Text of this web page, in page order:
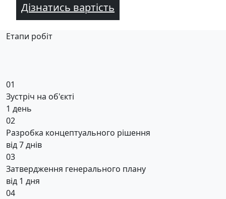
Дізнатись вартість
Етапи робіт
01
Зустріч на об'єкті
1 день
02
Разробка концептуального рішення
від 7 днів
03
Затвердження генерального плану
від 1 дня
04